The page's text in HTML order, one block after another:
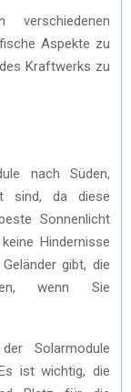
verschiedenen
Aspekte zu
Kraftwerks zu
nach Süden,
sind, da diese
Sonnenlicht
Hindernisse
gibt, die
wenn Sie
Solarmodule
ist wichtig, die